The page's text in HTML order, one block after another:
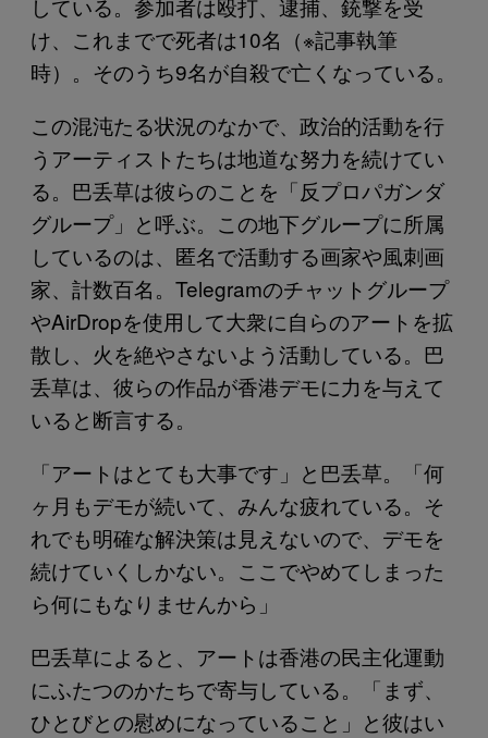
している。参加者は殴打、逮捕、銃撃を受
け、これまでで死者は10名（※記事執筆
時）。そのうち9名が自殺で亡くなっている。
この混沌たる状況のなかで、政治的活動を行
うアーティストたちは地道な努力を続けてい
る。巴丢草は彼らのことを「反プロパガンダ
グループ」と呼ぶ。この地下グループに所属
しているのは、匿名で活動する画家や風刺画
家、計数百名。Telegramのチャットグループ
やAirDropを使用して大衆に自らのアートを拡
散し、火を絶やさないよう活動している。巴
丢草は、彼らの作品が香港デモに力を与えて
いると断言する。
「アートはとても大事です」と巴丢草。「何
ヶ月もデモが続いて、みんな疲れている。そ
れでも明確な解決策は見えないので、デモを
続けていくしかない。ここでやめてしまった
ら何にもなりませんから」
巴丢草によると、アートは香港の民主化運動
にふたつのかたちで寄与している。「まず、
ひとびとの慰めになっていること」と彼はい